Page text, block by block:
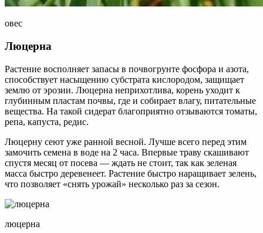
овес
Люцерна
Растение восполняет запасы в почвогрунте фосфора и азота,
способствует насыщению субстрата кислородом, защищает
землю от эрозии. Люцерна неприхотлива, корень уходит к
глубинным пластам почвы, где и собирает влагу, питательные
вещества. На такой сидерат благоприятно отзываются томаты,
репа, капуста, редис.
Люцерну сеют уже ранной весной. Лучше всего перед этим
замочить семена в воде на 2 часа. Впервые траву скашивают
спустя месяц от посева — ждать не стоит, так как зеленая
масса быстро деревенеет. Растение быстро наращивает зелень,
что позволяет «снять урожай» несколько раз за сезон.
люцерна